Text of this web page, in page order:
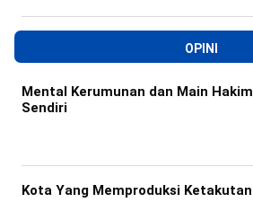
OPINI
Mental Kerumunan dan Main Hakim
Sendiri
Kota Yang Memproduksi Ketakutan